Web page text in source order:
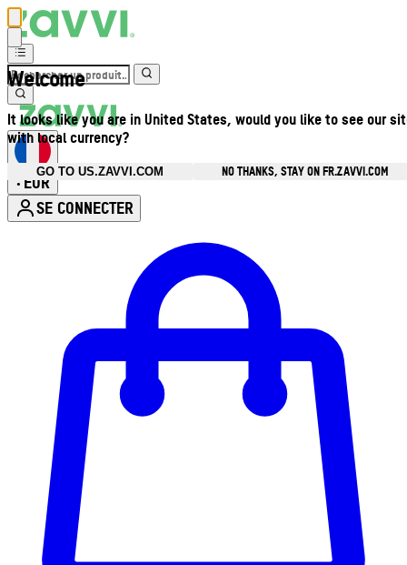
Welcome
It looks like you are in United States, would you like to see our
with local currency?
GO TO US.ZAVVI.COM
NO THANKS, STAY ON FR.ZAVVI.COM
• EUR
SE CONNECTER